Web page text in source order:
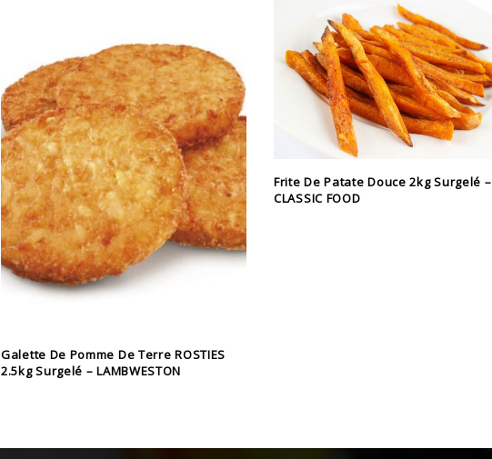
Galette De Pomme De Terre ROSTIES
2.5kg Surgelé – LAMBWESTON
Frite De Patate Douce 2kg Surgelé –
CLASSIC FOOD